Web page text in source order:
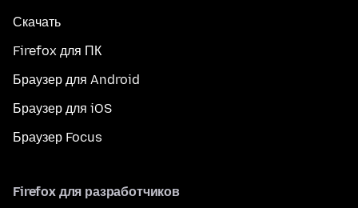
Скачать
Firefox для ПК
Браузер для Android
Браузер для iOS
Браузер Focus
Firefox для разработчиков